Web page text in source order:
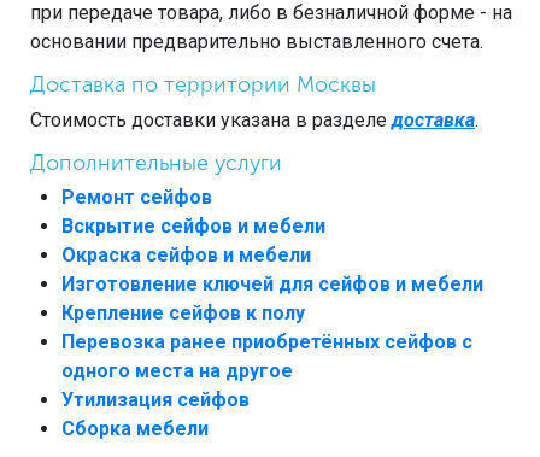
при передаче товара, либо в безналичной форме - на
основании предварительно выставленного счета.
Доставка по территории Москвы
Стоимость доставки указана в разделедоставка.
Дополнительные услуги
Ремонт сейфов
Вскрытие сейфов и мебели
Окраска сейфов и мебели
Изготовление ключей для сейфов и мебели
Крепление сейфов к полу
Перевозка ранее приобретённых сейфов с
одного места на другое
Утилизация сейфов
Сборка мебели